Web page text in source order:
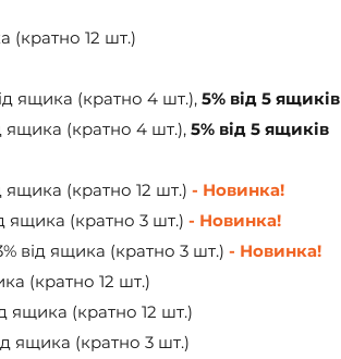
(кратно 12 шт.)
ящика (кратно 4 шт.), 5% від 5 ящиків
ящика (кратно 4 шт.), 5% від 5 ящиків
ящика (кратно 12 шт.) - Новинка!
ящика (кратно 3 шт.) - Новинка!
від ящика (кратно 3 шт.) - Новинка!
(кратно 12 шт.)
ящика (кратно 12 шт.)
ящика (кратно 3 шт.)